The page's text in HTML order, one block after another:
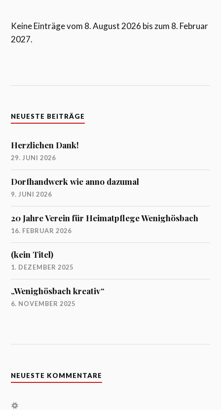
Keine Einträge vom 8. August 2026 bis zum 8. Februar
2027.
NEUESTE BEITRÄGE
Herzlichen Dank!
29. JUNI 2026
Dorfhandwerk wie anno dazumal
9. JUNI 2026
20 Jahre Verein für Heimatpflege Wenighösbach
16. FEBRUAR 2026
(kein Titel)
1. DEZEMBER 2025
„Wenighösbach kreativ“
6. NOVEMBER 2025
NEUESTE KOMMENTARE